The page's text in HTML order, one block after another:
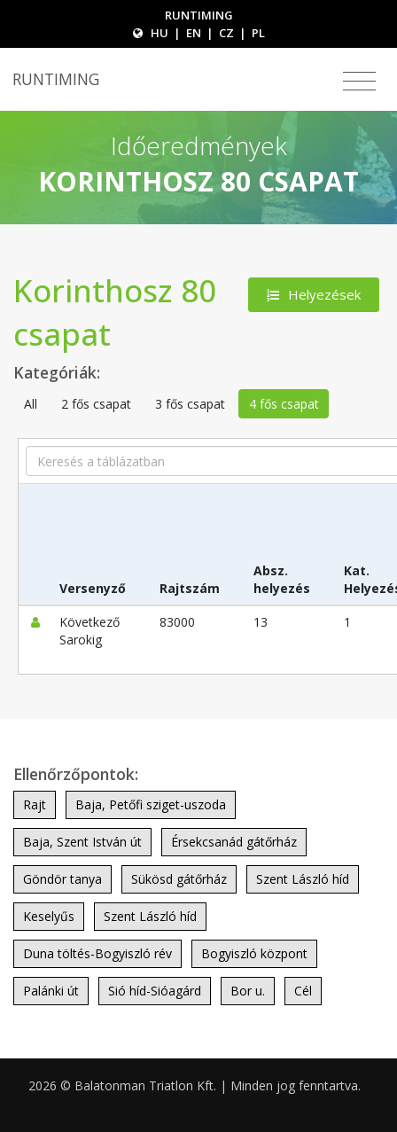
RUNTIMING
HU | EN | CZ | PL
RUNTIMING
Időeredmények
KORINTHOSZ 80 CSAPAT
Helyezések
Korinthosz 80
csapat
Kategóriák:
All 2 fős csapat 3 fős csapat 4 fős csapat
Search
Versenyző Rajtszám
Absz.
helyezés
Kat.
Következő
Sarokig
83000 13 1
Ellenőrzőpontok:
Rajt Baja, Petőfi sziget-uszoda
Baja, Szent István út Érsekcsanád gátőrház
Göndör tanya Sükösd gátőrház Szent László híd
Keselyűs Szent László híd
Duna töltés-Bogyiszló rév Bogyiszló központ
Palánki út Sió híd-Sióagárd Bor u. Cél
2026 © Balatonman Triatlon Kft. | Minden jog fenntartva.